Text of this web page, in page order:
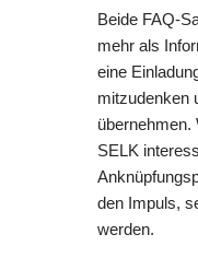
Beide FAQ-
mehr als
eine
mitzudenken
übernehmen.
SELK
den Impuls,
werden.